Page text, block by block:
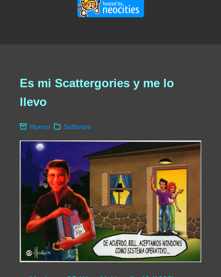
Es mi Scattergories y me lo
llevo
Humor Software